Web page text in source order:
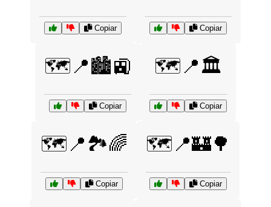
Copiar Copiar
🗺️📍🏙️🚉
Copiar
🗺️📍🏛️
Copiar
🗺️📍🏞️🌈
Copiar
🗺️📍🏰🌳
Copiar